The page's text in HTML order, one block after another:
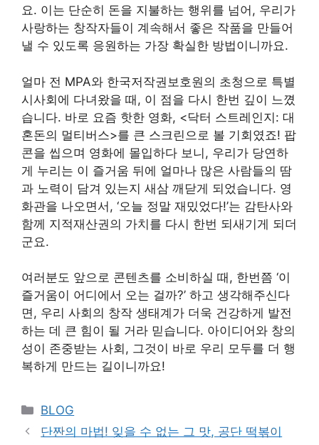
요. 이는 단순히 돈을 지불하는 행위를 넘어, 우리가
사랑하는 창작자들이 계속해서 좋은 작품을 만들어
낼 수 있도록 응원하는 가장 확실한 방법이니까요.
얼마 전 MPA와 한국저작권보호원의 초청으로 특별
시사회에 다녀왔을 때, 이 점을 다시 한번 깊이 느꼈
습니다. 바로 요즘 핫한 영화, <닥터 스트레인지: 대
혼돈의 멀티버스>를 큰 스크린으로 볼 기회였죠! 팝
콘을 씹으며 영화에 몰입하다 보니, 우리가 당연하
게 누리는 이 즐거움 뒤에 얼마나 많은 사람들의 땀
과 노력이 담겨 있는지 새삼 깨닫게 되었습니다. 영
화관을 나오면서, ‘오늘 정말 재밌었다!’는 감탄사와
함께 지적재산권의 가치를 다시 한번 되새기게 되더
군요.
여러분도 앞으로 콘텐츠를 소비하실 때, 한번쯤 ‘이
즐거움이 어디에서 오는 걸까?’ 하고 생각해주신다
면, 우리 사회의 창작 생태계가 더욱 건강하게 발전
하는 데 큰 힘이 될 거라 믿습니다. 아이디어와 창의
성이 존중받는 사회, 그것이 바로 우리 모두를 더 행
복하게 만드는 길이니까요!
Categories
BLOG
단짠의 마법! 잊을 수 없는 그 맛, 공단 떡볶이